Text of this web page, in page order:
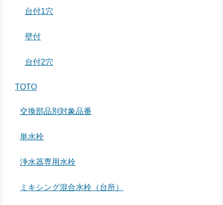
台付1穴
壁付
台付2穴
TOTO
交換部品別対象品番
単水栓
浄水器専用水栓
ミキシング混合水栓（台所）